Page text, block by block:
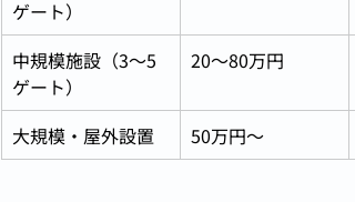
ゲート）
中規模施設（3〜5
ゲート）
20〜80万円
大規模・屋外設置 50万円〜